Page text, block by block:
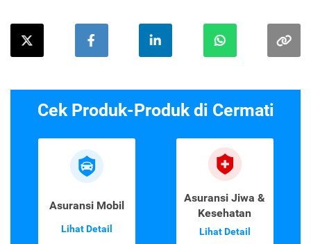
Cek Produk-Produk di Cermati
Asuransi Mobil
Lihat Detail
Asuransi Jiwa &
Kesehatan
Lihat Detail